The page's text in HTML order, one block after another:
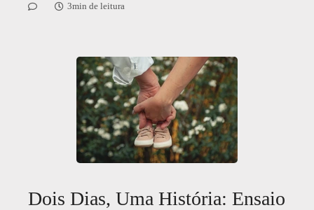
3min de leitura
Dois Dias, Uma História: Ensaio